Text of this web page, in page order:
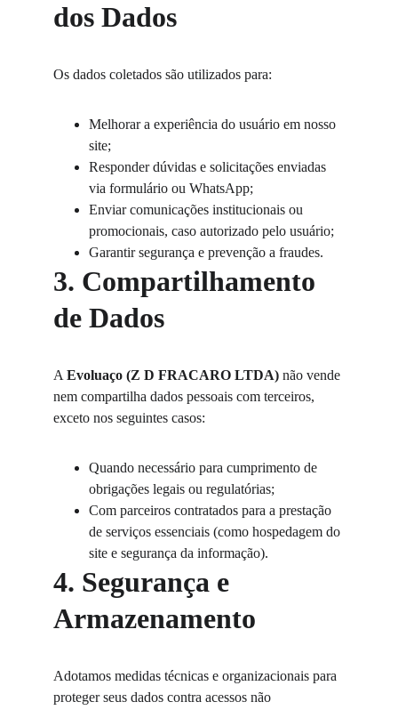
dos Dados
Os dados coletados são utilizados para:
Melhorar a experiência do usuário em nosso
site;
Responder dúvidas e solicitações enviadas
via formulário ou WhatsApp;
Enviar comunicações institucionais ou
promocionais, caso autorizado pelo usuário;
Garantir segurança e prevenção a fraudes.
3. Compartilhamento
de Dados
A Evoluaço (Z D FRACARO LTDA) não vende
nem compartilha dados pessoais com terceiros,
exceto nos seguintes casos:
Quando necessário para cumprimento de
obrigações legais ou regulatórias;
Com parceiros contratados para a prestação
de serviços essenciais (como hospedagem do
site e segurança da informação).
4. Segurança e
Armazenamento
Adotamos medidas técnicas e organizacionais para
proteger seus dados contra acessos não